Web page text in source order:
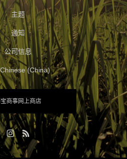
主题
通知
公司信息
Chinese (China)
商事网上商店